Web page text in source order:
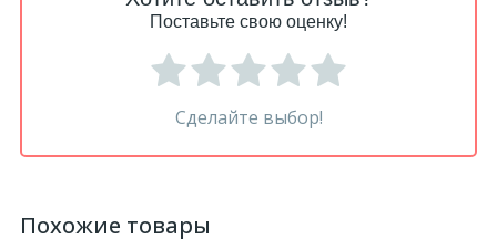
Поставьте свою оценку!
Сделайте выбор!
Похожие товары